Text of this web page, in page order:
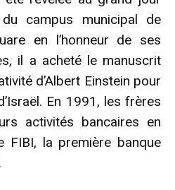
campus municipal de
en l’honneur de ses
il a acheté le manuscrit
d’Albert Einstein pour
En 1991, les frères
activités bancaires en
FIBI, la première banque